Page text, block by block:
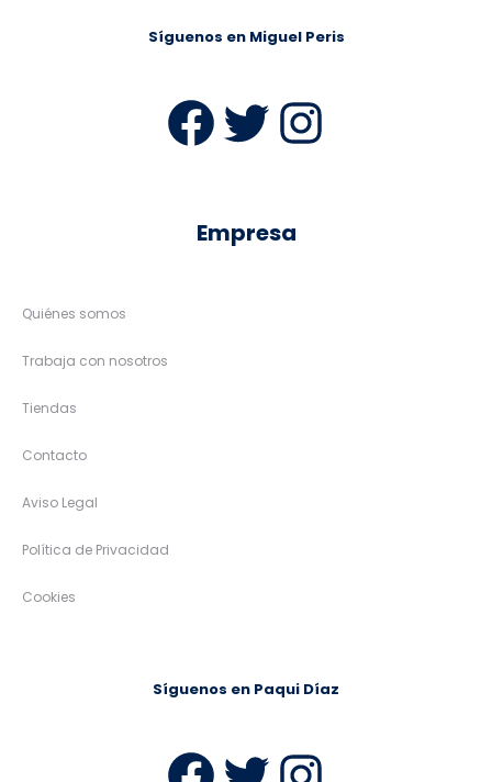
Síguenos en Miguel Peris
Facebook
Twitter
Empresa
Quiénes somos
Trabaja con nosotros
Tiendas
Contacto
Aviso Legal
Política de Privacidad
Cookies
Síguenos en Paqui Díaz